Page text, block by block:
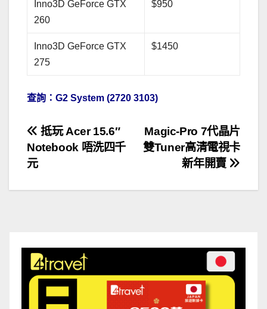
Inno3D GeForce GTX
260
$950
Inno3D GeForce GTX
275
$1450
查詢：G2 System (2720 3103)
文
章
導
Magic-Pro 7代晶片
雙Tuner高清電視卡
新年開賣
抵玩 Acer 15.6″
Notebook 唔洗四千
元